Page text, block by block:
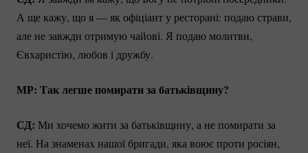
А ще кажу, що я — як офіціант у ресторані: подаю страви,
але не завжди отримую чайові. Я подаю молитви,
Євхаристію, любов і дружбу.
МР: Так легше помирати за батьківщину?
СД: Ми хочемо жити за батьківщину, а не помирати за
неї. На знаменах нашої бригади, яка воює проти росіян,